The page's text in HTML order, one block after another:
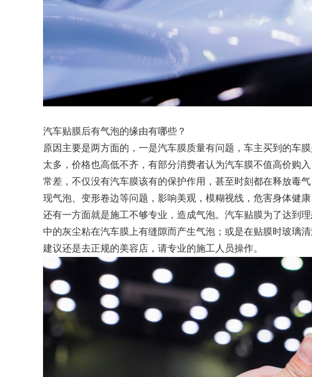
汽车贴膜后有气泡的缘由有哪些？
原因主要是两方面的，一是汽车膜质量有问题，车主买到的车
太多，价格也高低不齐，有部分消费者认为汽车膜不值高价购
常差，不仅没有汽车膜该有的保护作用，甚至时刻都在释放毒
现气泡、变形卷边等问题，影响美观，模糊视线，危害身体健康
还有一方面就是施工不够专业，造成气泡。汽车贴膜为了达到
中的灰尘粘在汽车膜上有缝隙而产生气泡；或是在贴膜时玻璃
建议还是去正规的美容店，请专业的施工人员操作。